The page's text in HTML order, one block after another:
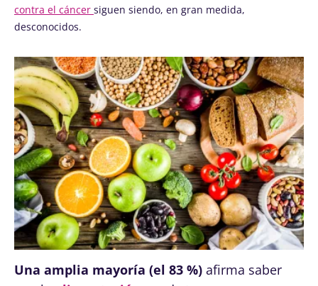
contra el cáncer siguen siendo, en gran medida,
desconocidos.
Una amplia mayoría (el 83 %) afirma saber